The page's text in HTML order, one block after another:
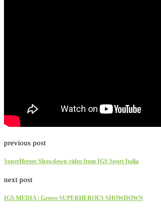
previous post
SuperHeroes Showdown video from IGS Sport Italia
next post
IGS MEDIA | Greece SUPERHEROES SHOWDOWN